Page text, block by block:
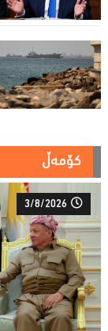
کۆمەڵ
3/8/2026